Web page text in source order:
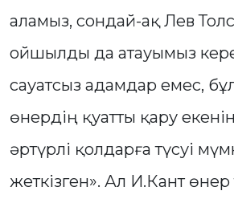
аламыз, сондай-ақ Лев
ойшылды да атауымыз
сауатсыз адамдар емес,
өнердің қуатты қару
әртүрлі қолдарға түсуі
жеткізген». Ал И.Кант өнер